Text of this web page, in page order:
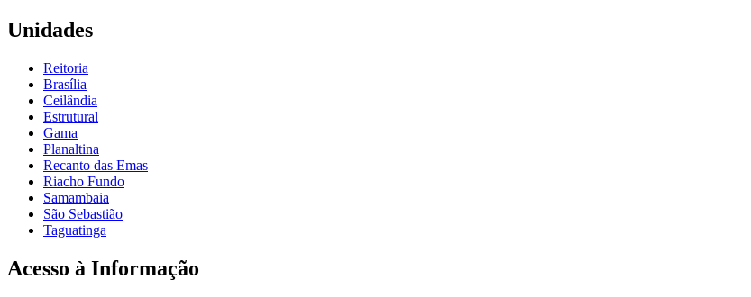
Unidades
Reitoria
Brasília
Ceilândia
Estrutural
Gama
Planaltina
Recanto das Emas
Riacho Fundo
Samambaia
São Sebastião
Taguatinga
Acesso à Informação